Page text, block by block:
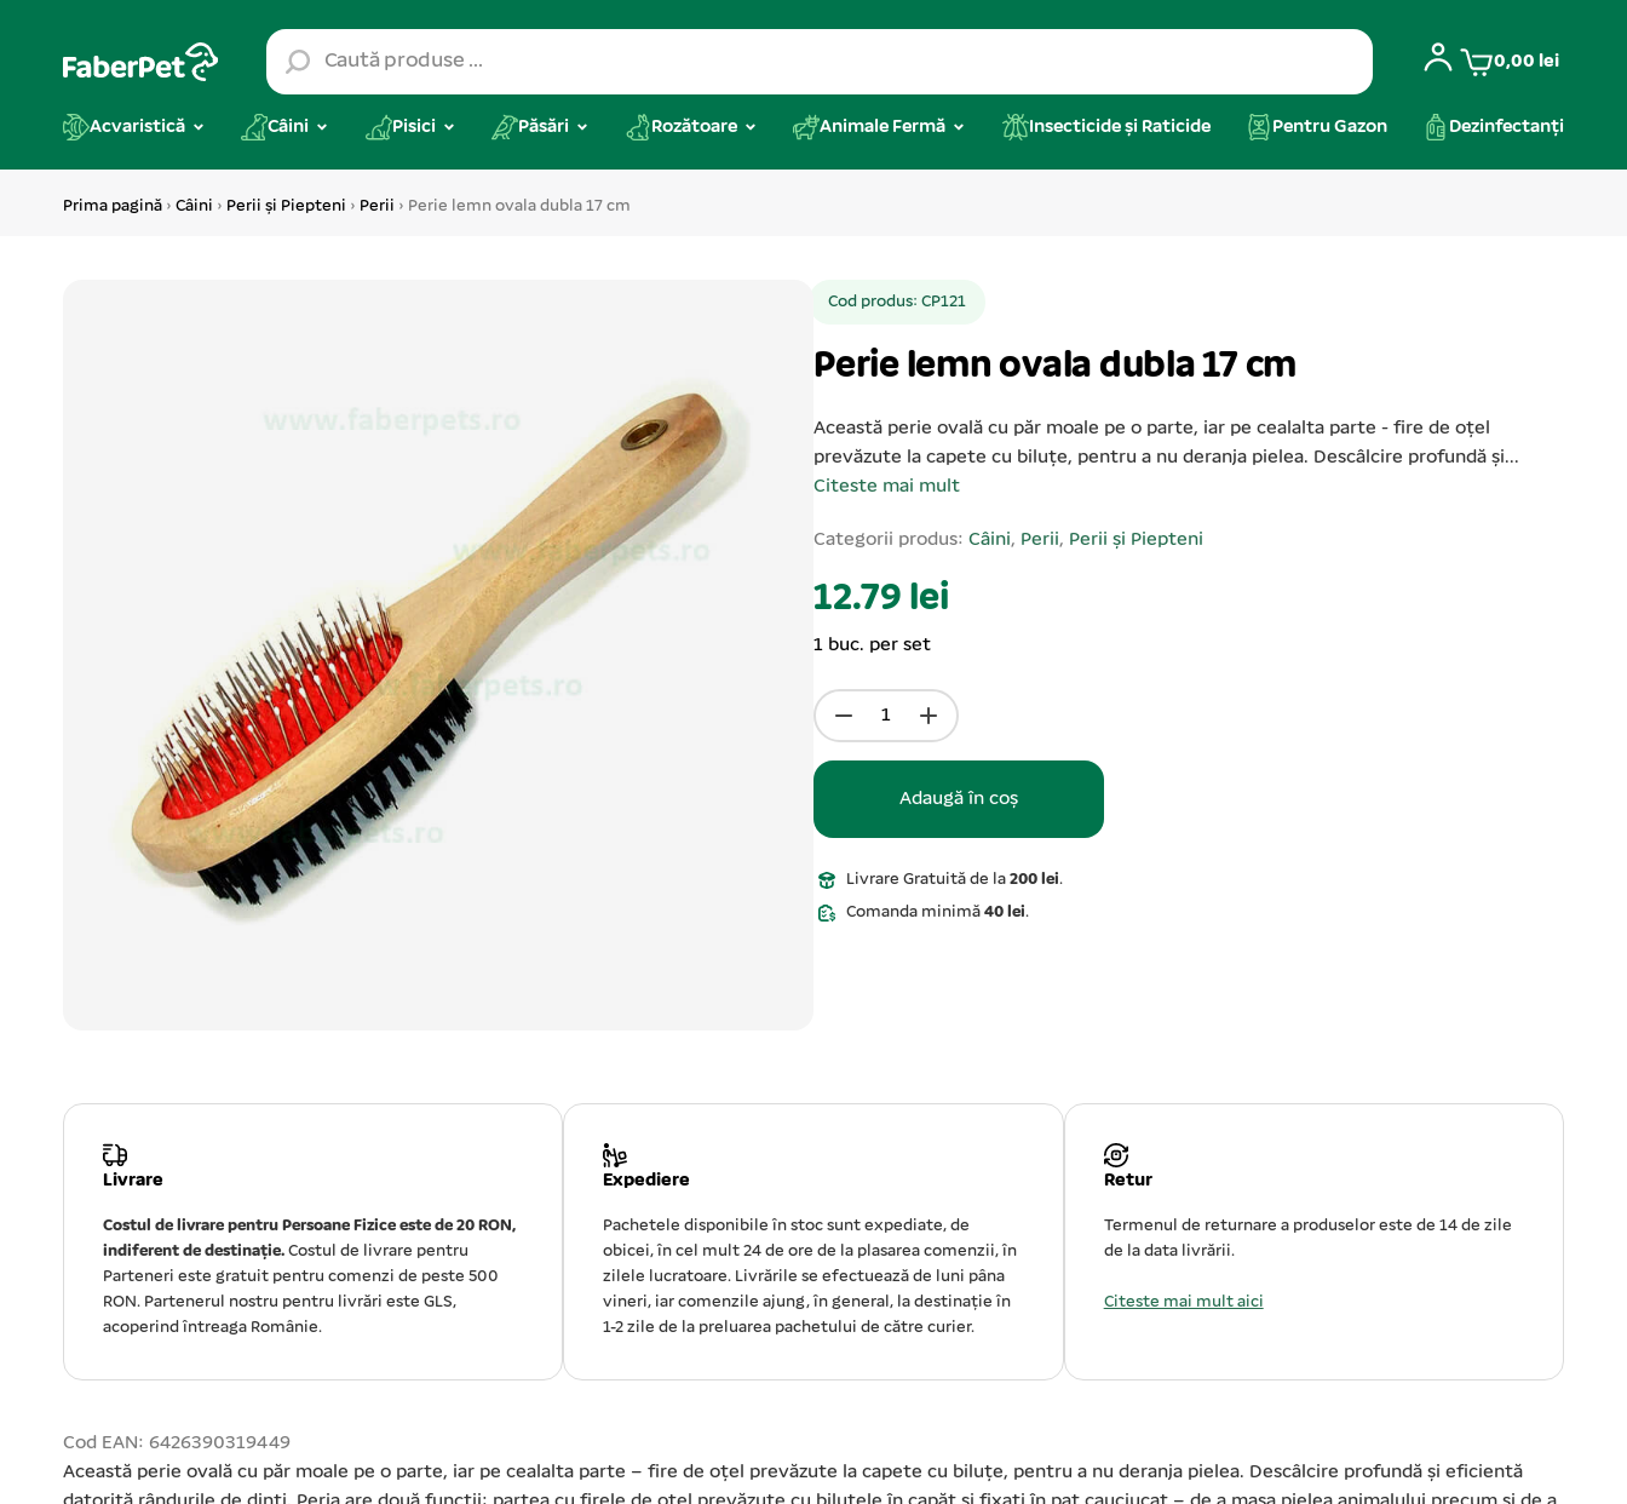
0,00 lei
Acvaristică Câini Pisici Păsări Rozătoare Animale Fermă Insecticide și Raticide Pentru Gazon Dezinfectanți
Prima pagină › Câini › Perii și Piepteni › Perii › Perie lemn ovala dubla 17 cm
Cod produs: CP121
Perie lemn ovala dubla 17 cm
Această perie ovală cu păr moale pe o parte, iar pe cealalta parte - fire de oțel
prevăzute la capete cu biluțe, pentru a nu deranja pielea. Descâlcire profundă și...
Citeste mai mult
Categorii produs: Câini, Perii, Perii și Piepteni
12.79 lei
1 buc. per set
Adaugă în coș
Livrare Gratuită de la 200 lei.
Comanda minimă 40 lei.
Livrare
Costul de livrare pentru Persoane Fizice este de 20 RON,
indiferent de destinație. Costul de livrare pentru
Parteneri este gratuit pentru comenzi de peste 500
RON. Partenerul nostru pentru livrări este GLS,
acoperind întreaga Românie.
Expediere
Pachetele disponibile în stoc sunt expediate, de
obicei, în cel mult 24 de ore de la plasarea comenzii, în
zilele lucratoare. Livrările se efectuează de luni pâna
vineri, iar comenzile ajung, în general, la destinație în
1-2 zile de la preluarea pachetului de către curier.
Retur
Termenul de returnare a produselor este de 14 de zile
de la data livrării.
Citeste mai mult aici
Cod EAN: 6426390319449
Această perie ovală cu păr moale pe o parte, iar pe cealalta parte – fire de oțel prevăzute la capete cu biluțe, pentru a nu deranja pielea. Descâlcire profundă și eficientă